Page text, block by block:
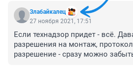
Злабайкалец
27 ноября 2021, 17:51
Если технадзор придет - всё.
разрешения на монтаж,
разрешение - сразу можно